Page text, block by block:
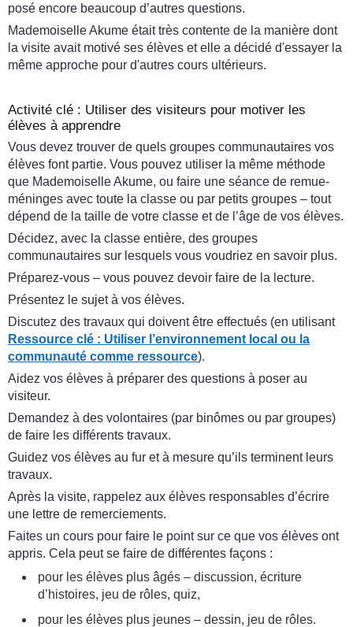
posé encore beaucoup d’autres questions.
Mademoiselle Akume était très contente de la manière dont
la visite avait motivé ses élèves et elle a décidé d'essayer la
même approche pour d'autres cours ultérieurs.
Activité clé : Utiliser des visiteurs pour motiver les
élèves à apprendre
Vous devez trouver de quels groupes communautaires vos
élèves font partie. Vous pouvez utiliser la même méthode
que Mademoiselle Akume, ou faire une séance de remue-
méninges avec toute la classe ou par petits groupes – tout
dépend de la taille de votre classe et de l’âge de vos élèves.
Décidez, avec la classe entière, des groupes
communautaires sur lesquels vous voudriez en savoir plus.
Préparez-vous – vous pouvez devoir faire de la lecture.
Présentez le sujet à vos élèves.
Discutez des travaux qui doivent être effectués (en utilisant
Ressource clé : Utiliser l’environnement local ou la
communauté comme ressource).
Aidez vos élèves à préparer des questions à poser au
visiteur.
Demandez à des volontaires (par binômes ou par groupes)
de faire les différents travaux.
Guidez vos élèves au fur et à mesure qu’ils terminent leurs
travaux.
Après la visite, rappelez aux élèves responsables d’écrire
une lettre de remerciements.
Faites un cours pour faire le point sur ce que vos élèves ont
appris. Cela peut se faire de différentes façons :
pour les élèves plus âgés – discussion, écriture
d’histoires, jeu de rôles, quiz,
pour les élèves plus jeunes – dessin, jeu de rôles.